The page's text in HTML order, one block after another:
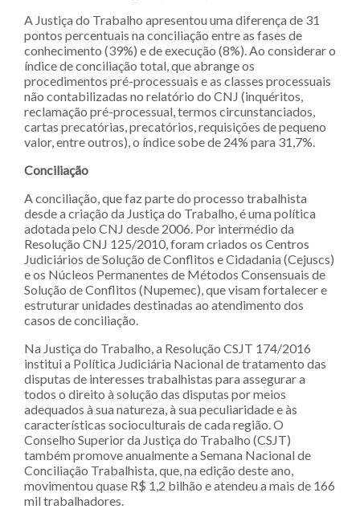
A Justiça do Trabalho apresentou uma diferença de 31
pontos percentuais na conciliação entre as fases de
conhecimento (39%) e de execução (8%). Ao considerar o
índice de conciliação total, que abrange os
procedimentos pré-processuais e as classes processuais
não contabilizadas no relatório do CNJ (inquéritos,
reclamação pré-processual, termos circunstanciados,
cartas precatórias, precatórios, requisições de pequeno
valor, entre outros), o índice sobe de 24% para 31,7%.
Conciliação
A conciliação, que faz parte do processo trabalhista
desde a criação da Justiça do Trabalho, é uma política
adotada pelo CNJ desde 2006. Por intermédio da
Resolução CNJ 125/2010, foram criados os Centros
Judiciários de Solução de Conflitos e Cidadania (Cejuscs)
e os Núcleos Permanentes de Métodos Consensuais de
Solução de Conflitos (Nupemec), que visam fortalecer e
estruturar unidades destinadas ao atendimento dos
casos de conciliação.
Na Justiça do Trabalho, a Resolução CSJT 174/2016
institui a Política Judiciária Nacional de tratamento das
disputas de interesses trabalhistas para assegurar a
todos o direito à solução das disputas por meios
adequados à sua natureza, à sua peculiaridade e às
características socioculturais de cada região. O
Conselho Superior da Justiça do Trabalho (CSJT)
também promove anualmente a Semana Nacional de
Conciliação Trabalhista, que, na edição deste ano,
movimentou quase R$ 1,2 bilhão e atendeu a mais de 166
mil trabalhadores.